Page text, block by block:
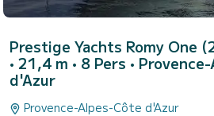
Prestige Yachts Romy One
• 21,4 m • 8 Pers •
d'Azur
Provence-Alpes-Côte d'Azur